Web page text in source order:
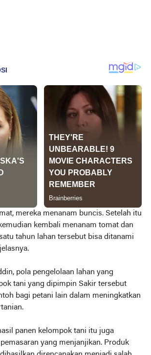
mereka menanam buncis. Setelah itu
kembali menanam tomat dan
tahun lahan tersebut bisa ditanami
pola pengelolaan lahan yang
tani yang dipimpin Sakir tersebut
bagi petani lain dalam meningkatkan
panen kelompok tani itu juga
yang menjanjikan. Produk